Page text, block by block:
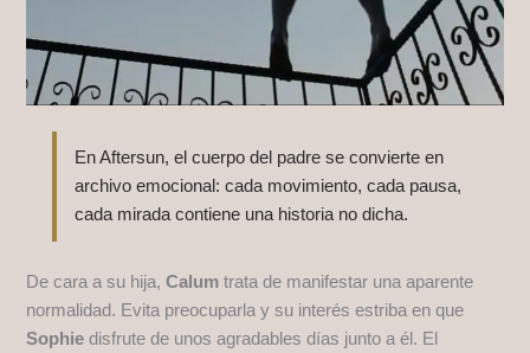
En Aftersun, el cuerpo del padre se convierte en
archivo emocional: cada movimiento, cada pausa,
cada mirada contiene una historia no dicha.
De cara a su hija,Calum trata de manifestar una aparente
normalidad. Evita preocuparla y su interés estriba en que
Sophie disfrute de unos agradables días junto a él. El